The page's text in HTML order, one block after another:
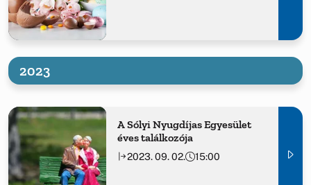
2023
A Sólyi Nyugdíjas Egyesület
éves találkozója
2023. 09. 02. 15:00